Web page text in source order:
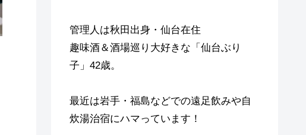
管理人は秋田出身・仙台在住
趣味酒＆酒場巡り大好きな「仙台ぶり
子」42歳。
最近は岩手・福島などでの遠足飲みや自
炊湯治宿にハマっています！